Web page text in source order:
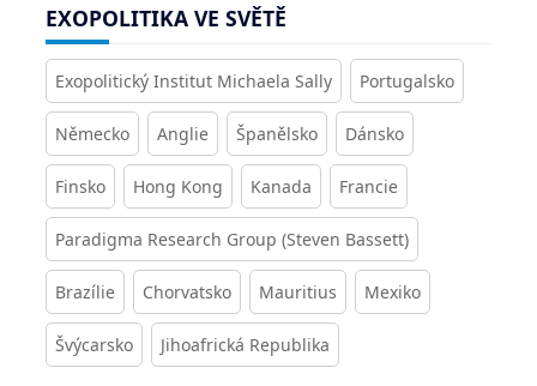
EXOPOLITIKA VE SVĚTĚ
Exopolitický Institut Michaela Sally Portugalsko
Německo Anglie Španělsko Dánsko
Finsko Hong Kong Kanada Francie
Paradigma Research Group (Steven Bassett)
Brazílie Chorvatsko Mauritius Mexiko
Švýcarsko Jihoafrická Republika